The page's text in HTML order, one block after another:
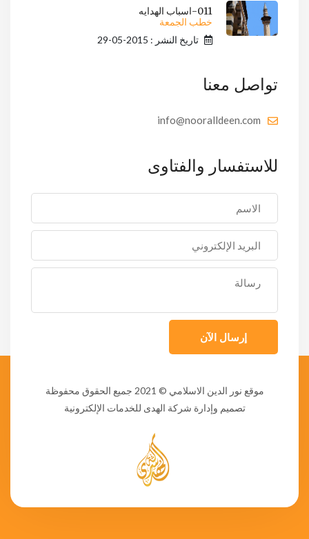
011-اسباب الهدايه
خطب الجمعة
تاريخ النشر : 2015-05-29
تواصل معنا
info@nooralldeen.com
للاستفسار والفتاوى
إرسال الآن
موقع نور الدين الاسلامي © 2021 جميع الحقوق محفوظة
تصميم وإدارة شركة الهدى للخدمات الإلكترونية